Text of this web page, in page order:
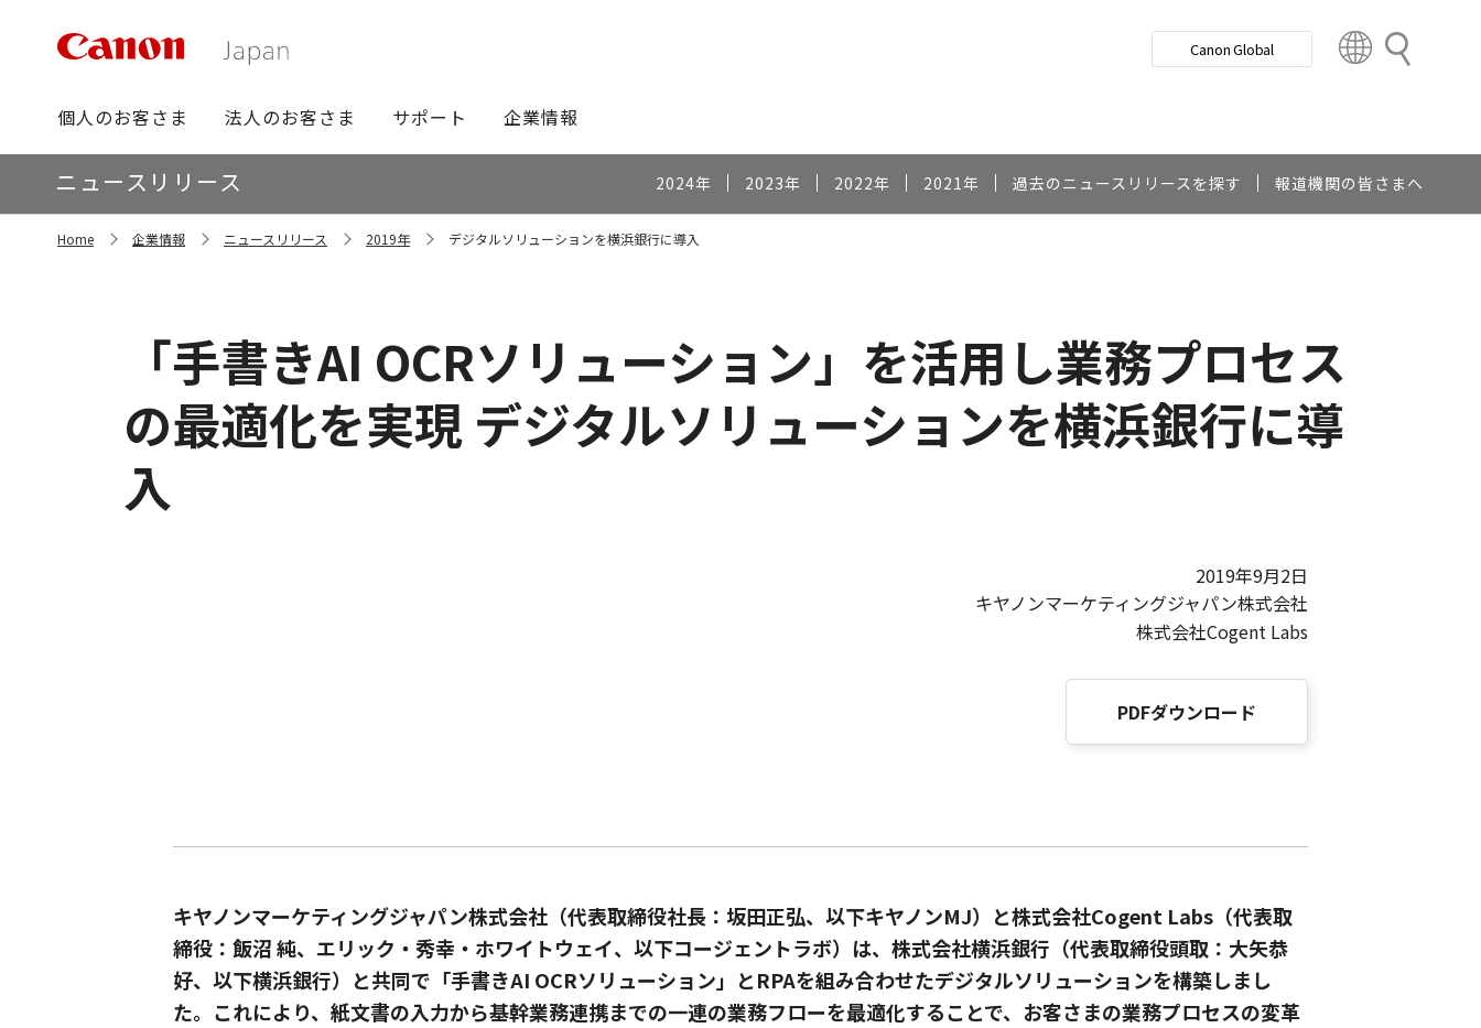
検
グ
ロ
ー
バ
ル
ナ
個人のお客さま 法人のお客さま サポート 企業情報
Canon Global
t
r
n
ロ
ル
ニュースリリース 2024年 2023年 2022年 2021年 過去のニュースリリースを探す 報道機関の皆さまへ
Home 企業情報 ニュースリリース 2019年 デジタルソリューションを横浜銀行に導入
「手書きAI OCRソリューション」を活用し業務プロセス
の最適化を実現 デジタルソリューションを横浜銀行に導
入
2019年9月2日
キヤノンマーケティングジャパン株式会社
株式会社Cogent Labs
PDFダウンロード
キヤノンマーケティングジャパン株式会社（代表取締役社長：坂田正弘、以下キヤノンMJ）と株式会社Cogent Labs（代表取
締役：飯沼 純、エリック・秀幸・ホワイトウェイ、以下コージェントラボ）は、株式会社横浜銀行（代表取締役頭取：大矢恭
好、以下横浜銀行）と共同で「手書きAI OCRソリューション」とRPAを組み合わせたデジタルソリューションを構築しまし
た。これにより、紙文書の入力から基幹業務連携までの一連の業務フローを最適化することで、お客さまの業務プロセスの変革